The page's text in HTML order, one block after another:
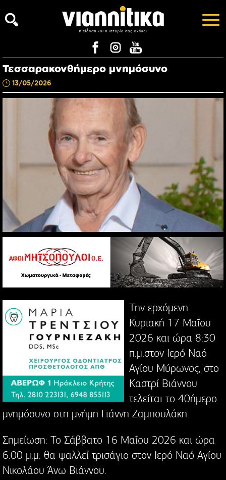
Τεσσαρακονθήμερο μνημόσυνο
13/05/2026
Την ερχόμενη
Κυριακή 17 Μαΐου
2026 και ώρα 8:30
π.μ.στον Ιερό Ναό
Αγίου Μύρωνος, στο
Καστρί Βιάννου
τελείται το 40ήμερο
μνημόσυνο στη μνήμη Γιάννη Ζαμπουλάκη.
Σημείωση: Το Σάββατο 16 Μαΐου 2026 και ώρα
6:00 μ.μ. θα ψαλλεί τρισάγιο στον Ιερό Ναό Αγίου
Νικολάου Άνω Βιάννου.